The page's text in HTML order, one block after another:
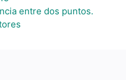
entre dos puntos.